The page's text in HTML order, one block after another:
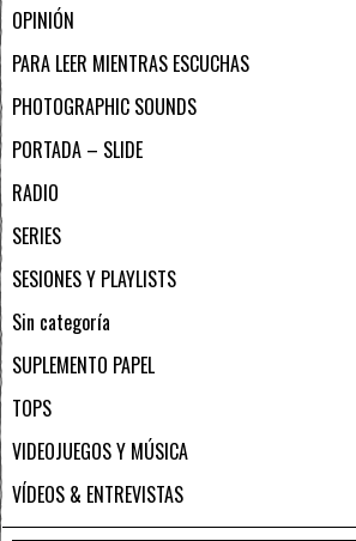
OPINIÓN
PARA LEER MIENTRAS ESCUCHAS
PHOTOGRAPHIC SOUNDS
PORTADA – SLIDE
RADIO
SERIES
SESIONES Y PLAYLISTS
Sin categoría
SUPLEMENTO PAPEL
TOPS
VIDEOJUEGOS Y MÚSICA
VÍDEOS & ENTREVISTAS